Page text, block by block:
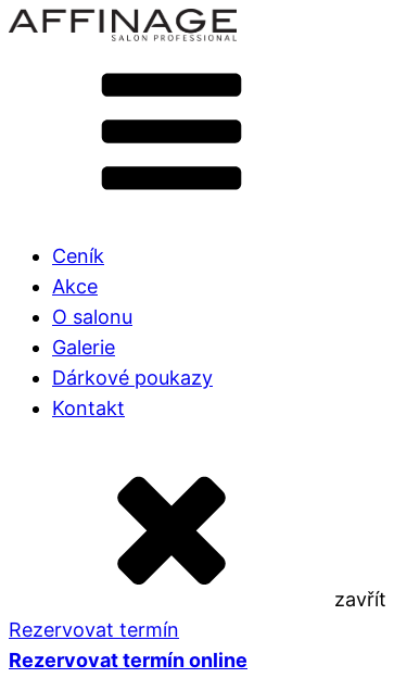
Ceník
Akce
O salonu
Galerie
Dárkové poukazy
Kontakt
zavřít
Rezervovat termín
Rezervovat termín online